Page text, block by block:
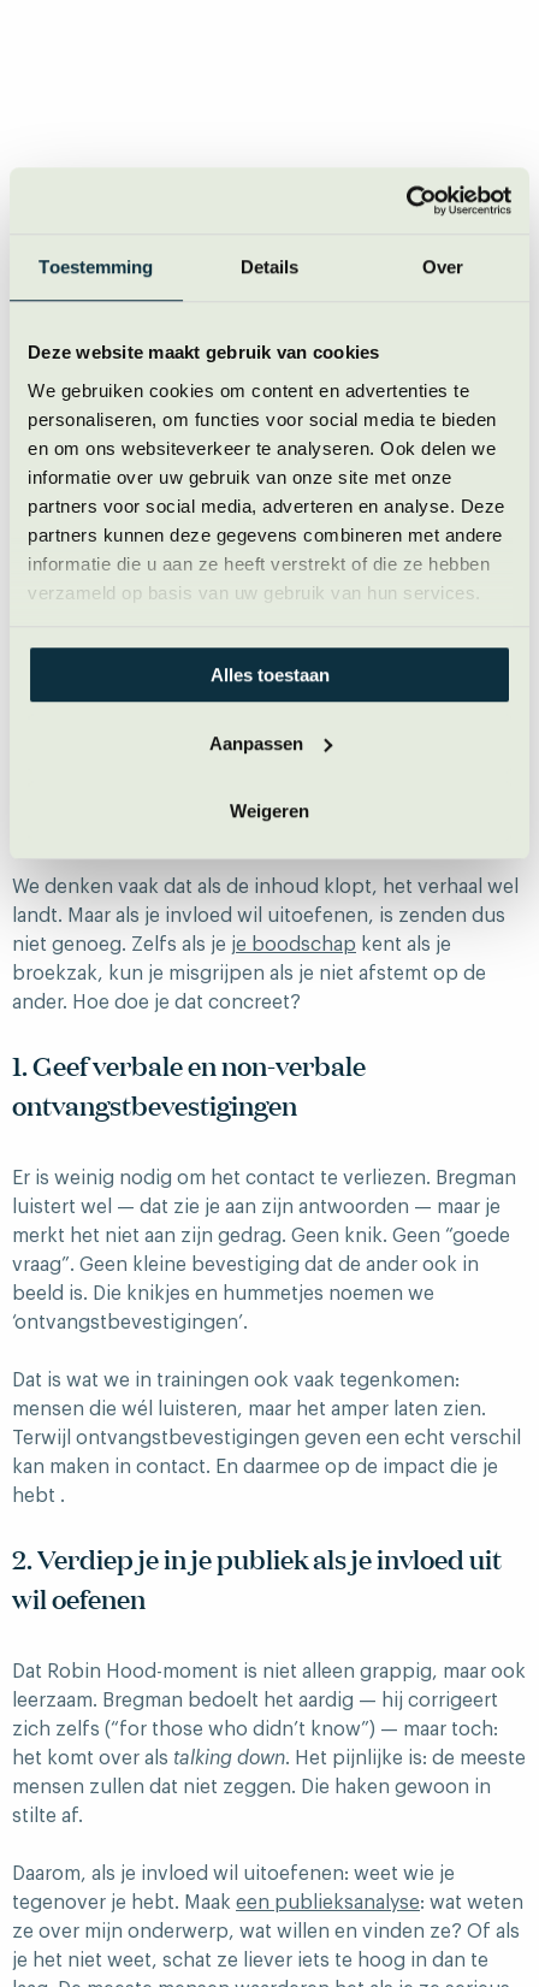
Toestemming Details Over
Deze website maakt gebruik van cookies
We gebruiken cookies om content en advertenties te
personaliseren, om functies voor social media te bieden
en om ons websiteverkeer te analyseren. Ook delen we
informatie over uw gebruik van onze site met onze
partners voor social media, adverteren en analyse. Deze
partners kunnen deze gegevens combineren met andere
informatie die u aan ze heeft verstrekt of die ze hebben
verzameld op basis van uw gebruik van hun services.
Alles toestaan
Aanpassen
Weigeren
Overtuigen vraagt meer dan je punt
maken
Bregman weet waar hij naartoe wil. Zijn stem, zijn
vaak precies wat je nodig hebt als leider: richting geven,
overtuigen, duidelijkheid bieden.
het lastig om mensen te raken die niet al met je
Dan wordt leiderschap eenrichtingsverkeer. En invloed
We denken vaak dat als de inhoud klopt, het verhaal wel
landt. Maar als je invloed wil uitoefenen, is zenden dus
niet genoeg. Zelfs als je je boodschap kent als je
broekzak, kun je misgrijpen als je niet afstemt op de
ander. Hoe doe je dat concreet?
1. Geef verbale en non-verbale
ontvangstbevestigingen
Er is weinig nodig om het contact te verliezen. Bregman
luistert wel — dat zie je aan zijn antwoorden — maar je
merkt het niet aan zijn gedrag. Geen knik. Geen “goede
vraag”. Geen kleine bevestiging dat de ander ook in
beeld is. Die knikjes en hummetjes noemen we
‘ontvangstbevestigingen’.
Dat is wat we in trainingen ook vaak tegenkomen:
mensen die wél luisteren, maar het amper laten zien.
Terwijl ontvangstbevestigingen geven een echt verschil
kan maken in contact. En daarmee op de impact die je
hebt .
2. Verdiep je in je publiek als je invloed uit
wil oefenen
Dat Robin Hood-moment is niet alleen grappig, maar ook
leerzaam. Bregman bedoelt het aardig — hij corrigeert
zich zelfs (“for those who didn’t know”) — maar toch:
het komt over als talking down. Het pijnlijke is: de meeste
mensen zullen dat niet zeggen. Die haken gewoon in
stilte af.
Daarom, als je invloed wil uitoefenen: weet wie je
tegenover je hebt. Maak een publieksanalyse: wat weten
ze over mijn onderwerp, wat willen en vinden ze? Of als
je het niet weet, schat ze liever iets te hoog in dan te